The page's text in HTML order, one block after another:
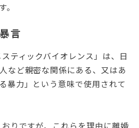
言
ティックバイオレンス」は、日
など親密な関係にある、又はあ
暴力」という意味で使用されて
りですが、これらを理由に離婚